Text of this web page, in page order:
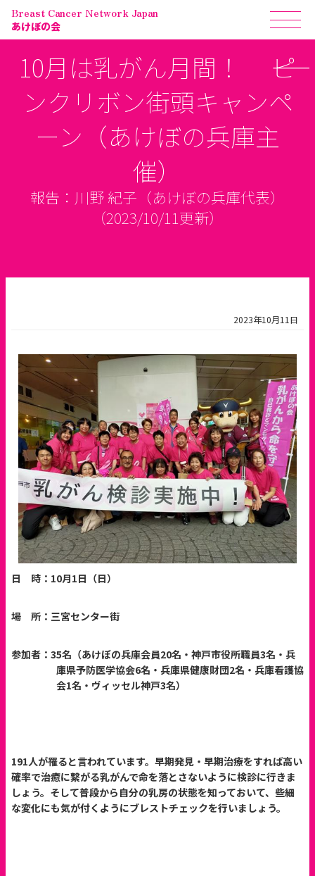
Breast Cancer Network Japan
あけぼの会
10月は乳がん月間！ ――ピ
ンクリボン街頭キャンペ
ーン（あけぼの兵庫主
催）
報告：川野 紀子（あけぼの兵庫代表）
（2023/10/11更新）
2023年10月11日
日 時： 10月1日（日）
場 所：三宮センター街
参加者： 35名（あけぼの兵庫会員20名・神戸市役所職員3名・兵
庫県予防医学協会6名・兵庫県健康財団2名・兵庫看護協
会1名・ヴィッセル神戸3名）
191人が罹ると言われています。早期発見・早期治療をすれば高い
確率で治癒に繋がる乳がんで命を落とさないように検診に行きま
しょう。そして普段から自分の乳房の状態を知っておいて、些細
な変化にも気が付くようにブレストチェックを行いましょう。